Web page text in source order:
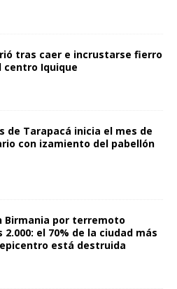
tras caer e incrustarse fierro
centro Iquique
de Tarapacá inicia el mes de
con izamiento del pabellón
Birmania por terremoto
2.000: el 70% de la ciudad más
está destruida